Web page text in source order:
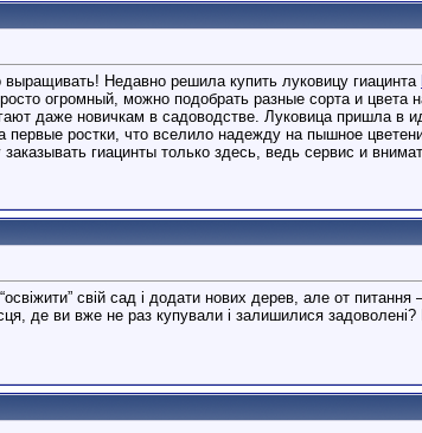
Недавно решила купить луковицу гиацинта
огромный, можно подобрать разные сорта и
даже новичкам в садоводстве. Луковица пришла в
первые ростки, что вселило надежду на пышное
гиацинты только здесь, ведь сервис и
свій сад і додати нових дерев, але от
де ви вже не раз купували і залишилися